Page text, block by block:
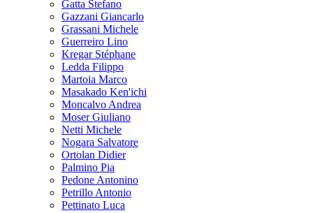
Gatta Stefano
Gazzani Giancarlo
Grassani Michele
Guerreiro Lino
Kregar Stéphane
Ledda Filippo
Martoia Marco
Masakado Ken'ichi
Moncalvo Andrea
Moser Giuliano
Netti Michele
Nogara Salvatore
Ortolan Didier
Palmino Pia
Pedone Antonino
Petrillo Antonio
Pettinato Luca